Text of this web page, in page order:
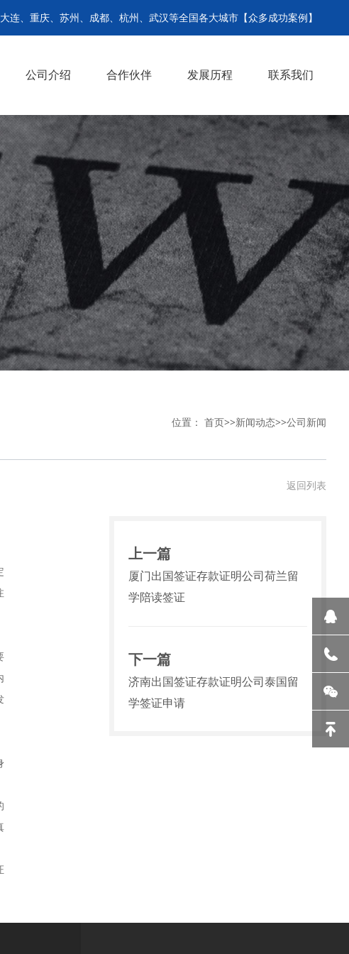
、重庆、苏州、成都、杭州、武汉等全国各大城市【众多成功案例】
公司介绍
准备材料
操作流程
合作伙伴 发展历程 联系我们
位置： 首页>>新闻动态>>公司新闻
返回列表
上一篇
厦门出国签证存款证明公司荷兰留
学陪读签证
下一篇
济南出国签证存款证明公司泰国留
学签证申请